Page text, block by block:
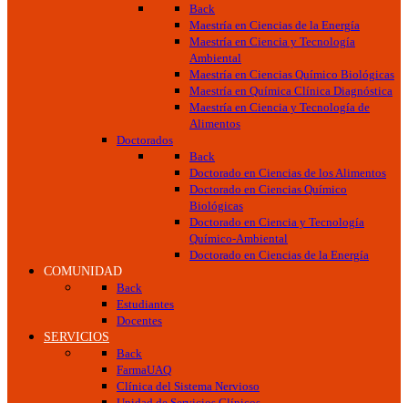
Back
Maestría en Ciencias de la Energía
Maestría en Ciencia y Tecnología
Ambiental
Maestría en Ciencias Químico Biológicas
Maestría en Química Clínica Diagnóstica
Maestría en Ciencia y Tecnología de
Alimentos
Doctorados
Back
Doctorado en Ciencias de los Alimentos
Doctorado en Ciencias Químico
Biológicas
Doctorado en Ciencia y Tecnología
Químico-Ambiental
Doctorado en Ciencias de la Energía
COMUNIDAD
Back
Estudiantes
Docentes
SERVICIOS
Back
FarmaUAQ
Clínica del Sistema Nervioso